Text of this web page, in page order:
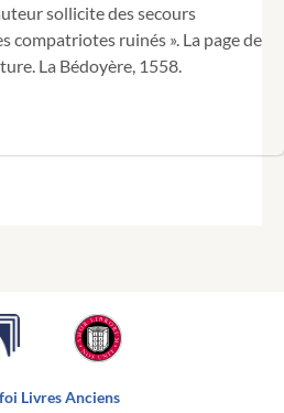
sollicite des secours
compatriotes ruinés ». La page de
La Bédoyère, 1558.
Livres Anciens